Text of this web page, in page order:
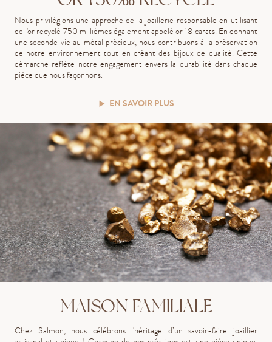
Nous privilégions une approche de la joaillerie responsable en utilisant
de l'or recyclé 750 millièmes également appelé or 18 carats. En donnant
une seconde vie au métal précieux, nous contribuons à la préservation
de notre environnement tout en créant des bijoux de qualité. Cette
démarche reflète notre engagement envers la durabilité dans chaque
pièce que nous façonnons.
EN SAVOIR PLUS
MAISON FAMILIALE
Chez Salmon, nous célébrons l'héritage d’un savoir-faire joaillier